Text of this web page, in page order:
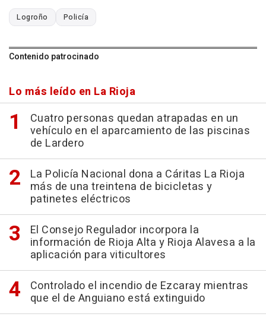
Logroño Policía
Contenido patrocinado
Lo más leído en La Rioja
Cuatro personas quedan atrapadas en un
vehículo en el aparcamiento de las piscinas
de Lardero
La Policía Nacional dona a Cáritas La Rioja
más de una treintena de bicicletas y
patinetes eléctricos
El Consejo Regulador incorpora la
información de Rioja Alta y Rioja Alavesa a la
aplicación para viticultores
Controlado el incendio de Ezcaray mientras
que el de Anguiano está extinguido